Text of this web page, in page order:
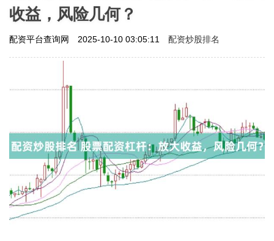
收益，风险几何？
配资平台查询网 2025-10-10 03:05:11 配资炒股排名